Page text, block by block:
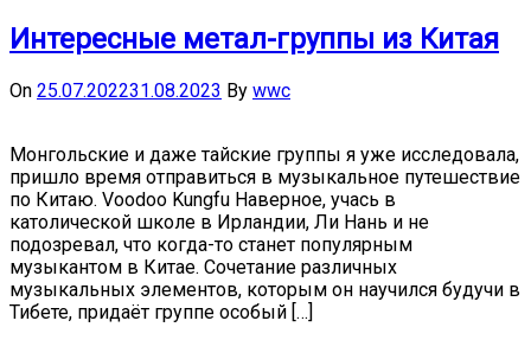
Интересные метал-группы из Китая
On 25.07.202231.08.2023 By wwc
Монгольские и даже тайские группы я уже исследовала,
пришло время отправиться в музыкальное путешествие
по Китаю. Voodoo Kungfu Наверное, учась в
католической школе в Ирландии, Ли Нань и не
подозревал, что когда-то станет популярным
музыкантом в Китае. Сочетание различных
музыкальных элементов, которым он научился будучи в
Тибете, придаёт группе особый […]